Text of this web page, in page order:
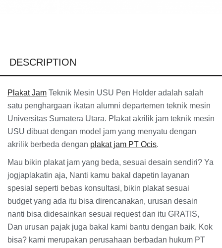
DESCRIPTION
Plakat Jam Teknik Mesin USU Pen Holder adalah salah
satu penghargaan ikatan alumni departemen teknik mesin
Universitas Sumatera Utara. Plakat akrilik jam teknik mesin
USU dibuat dengan model jam yang menyatu dengan
akrilik berbeda dengan plakat jam PT Ocis.
Mau bikin plakat jam yang beda, sesuai desain sendiri? Ya
jogjaplakatin aja, Nanti kamu bakal dapetin layanan
spesial seperti bebas konsultasi, bikin plakat sesuai
budget yang ada itu bisa direncanakan, urusan desain
nanti bisa didesainkan sesuai request dan itu GRATIS,
Dan urusan pajak juga bakal kami bantu dengan baik. Kok
bisa? kami merupakan perusahaan berbadan hukum PT